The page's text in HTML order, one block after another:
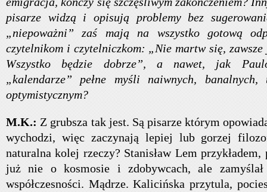
pisarze widzą i opisują problemy bez
„niepoważni” zaś mają na wszystko gotową
czytelnikom i czytelniczkom: „Nie martw się,
Wszystko będzie dobrze”, a nawet, jak
„kalendarze” pełne myśli naiwnych,
optymistycznym?
M.K.: Z grubsza tak jest. Są pisarze którym
wychodzi, więc zaczynają lepiej lub gorzej
naturalna kolej rzeczy? Stanisław Lem przykładem,
już nie o kosmosie i zdobywcach, ale
współczesności. Mądrze. Kalicińska przytula,